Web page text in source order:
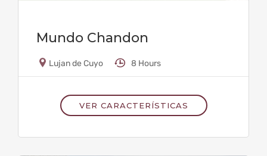
Mundo Chandon
Lujan de Cuyo 8 Hours
VER CARACTERÍSTICAS